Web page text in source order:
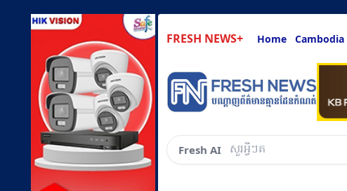
FRESH NEWS+ Home Cambodia
Fresh AI សួរអ្វីៗគ្រប់យ៉ាងដែលអ្នកចង់